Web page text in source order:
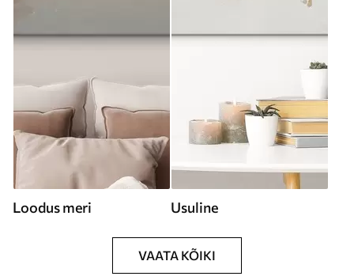
Loodus meri Usuline
VAATA KÕIKI